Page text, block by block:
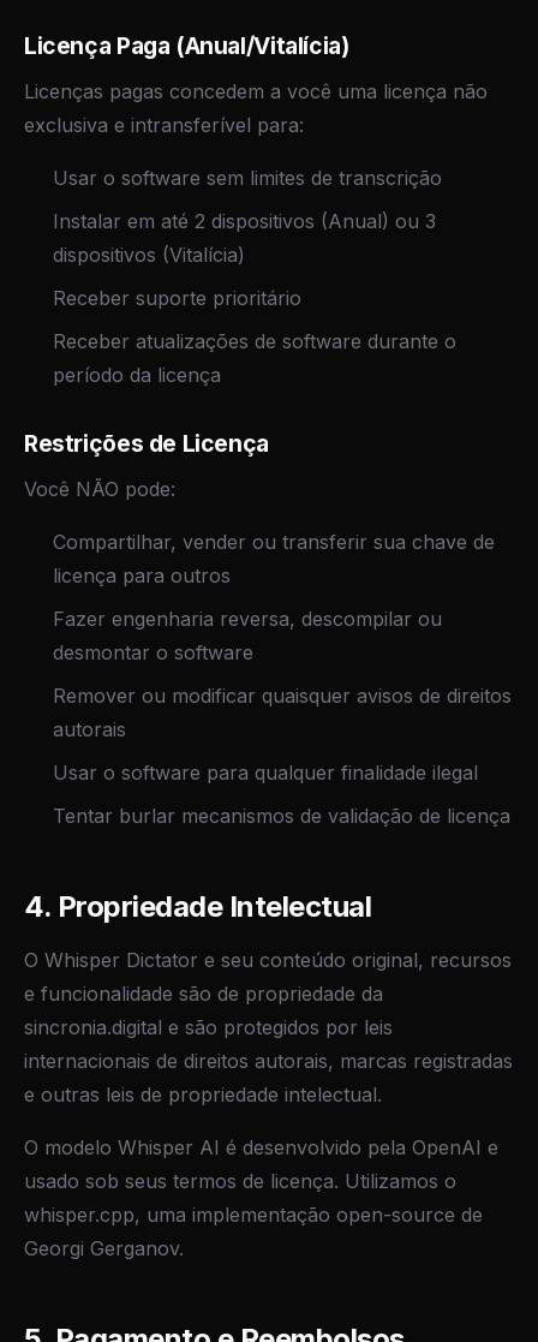
Licença Paga (Anual/Vitalícia)
Licenças pagas concedem a você uma licença não
exclusiva e intransferível para:
Usar o software sem limites de transcrição
Instalar em até 2 dispositivos (Anual) ou 3
dispositivos (Vitalícia)
Receber suporte prioritário
Receber atualizações de software durante o
período da licença
Restrições de Licença
Você NÃO pode:
Compartilhar, vender ou transferir sua chave de
licença para outros
Fazer engenharia reversa, descompilar ou
desmontar o software
Remover ou modificar quaisquer avisos de direitos
autorais
Usar o software para qualquer finalidade ilegal
Tentar burlar mecanismos de validação de licença
4. Propriedade Intelectual
O Whisper Dictator e seu conteúdo original, recursos
e funcionalidade são de propriedade da
sincronia.digital e são protegidos por leis
internacionais de direitos autorais, marcas registradas
e outras leis de propriedade intelectual.
O modelo Whisper AI é desenvolvido pela OpenAI e
usado sob seus termos de licença. Utilizamos o
whisper.cpp, uma implementação open-source de
Georgi Gerganov.